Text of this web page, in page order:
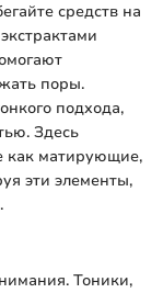
средств на
поры.
подхода,
Здесь
как матирующие,
эти элементы,
Тоники,